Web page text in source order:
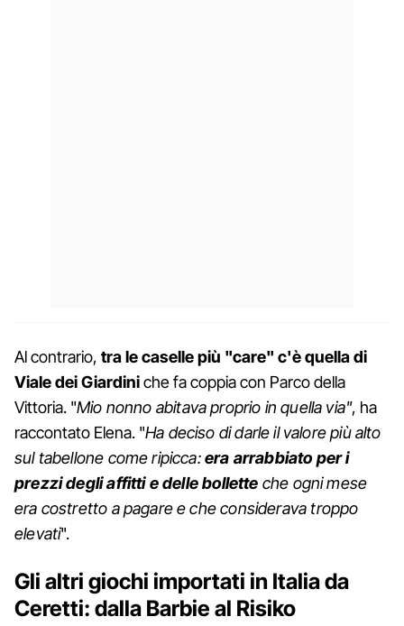
Al contrario, tra le caselle più "care" c'è quella di
Viale dei Giardiniche fa coppia con Parco della
Vittoria. "Mio nonno abitava proprio in quella via", ha
raccontato Elena. "Ha deciso di darle il valore più alto
sul tabellone come ripicca:era arrabbiato per i
prezzi degli affitti e delle bollette che ogni mese
era costretto a pagare e che considerava troppo
elevati".
Gli altri giochi importati in Italia da
Ceretti: dalla Barbie al Risiko